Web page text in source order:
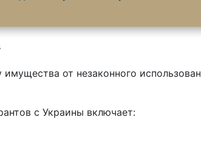
от незаконного
с Украины включает: